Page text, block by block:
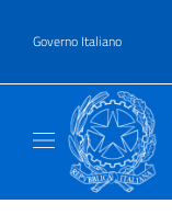
Governo Italiano